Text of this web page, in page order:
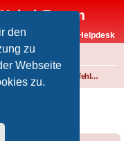
den
zu
Webseite
zu.
Forum
Vodafone-Kabel-Helpdesk
Einspeisefehler und überregionale Störungen
HD